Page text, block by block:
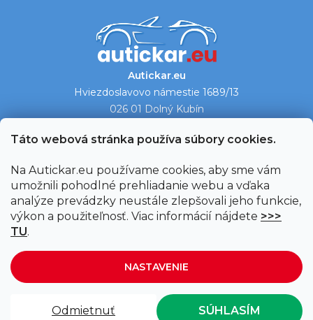
Táto webová stránka používa súbory cookies.
Na Autickar.eu používame cookies, aby sme vám
umožnili pohodlné prehliadanie webu a vďaka
analýze prevádzky neustále zlepšovali jeho funkcie,
výkon a použiteľnosť. Viac informácií nájdete >>>
TU.
NASTAVENIE
Odmietnuť SÚHLASÍM
Autickar.eu
Hviezdoslavovo námestie 1689/13
026 01 Dolný Kubín
Ukázať na mape →
Vytvoril Shoptet
Upravil Balkys
Copyright 2026Autickar.eu . Všetky práva vyhradené.